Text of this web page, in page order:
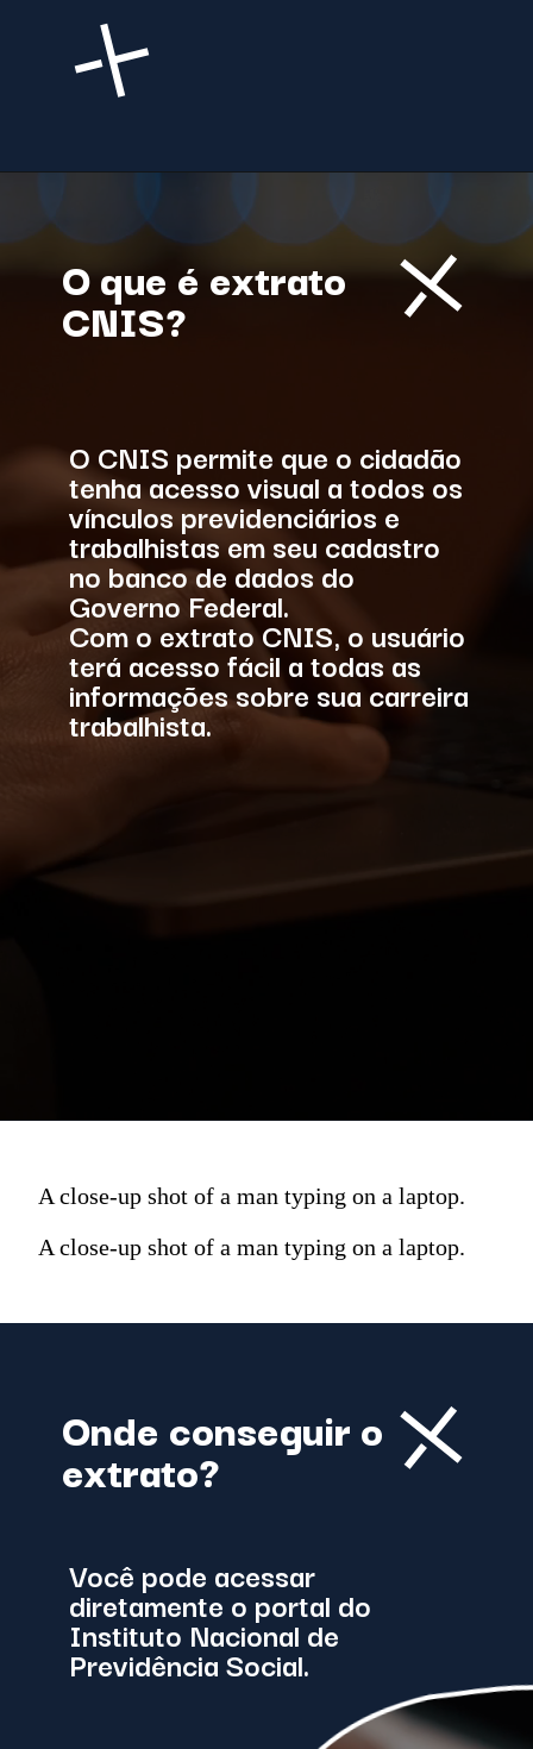
O que é extrato
CNIS?
O CNIS permite que o cidadão
tenha acesso visual a todos os
vínculos previdenciários e
trabalhistas em seu cadastro
no banco de dados do
Governo Federal.
Com o extrato CNIS, o usuário
terá acesso fácil a todas as
informações sobre sua carreira
trabalhista.
A close-up shot of a man typing on a laptop.
A close-up shot of a man typing on a laptop.
Onde conseguir o
extrato?
Você pode acessar
diretamente o portal do
Instituto Nacional de
Previdência Social.